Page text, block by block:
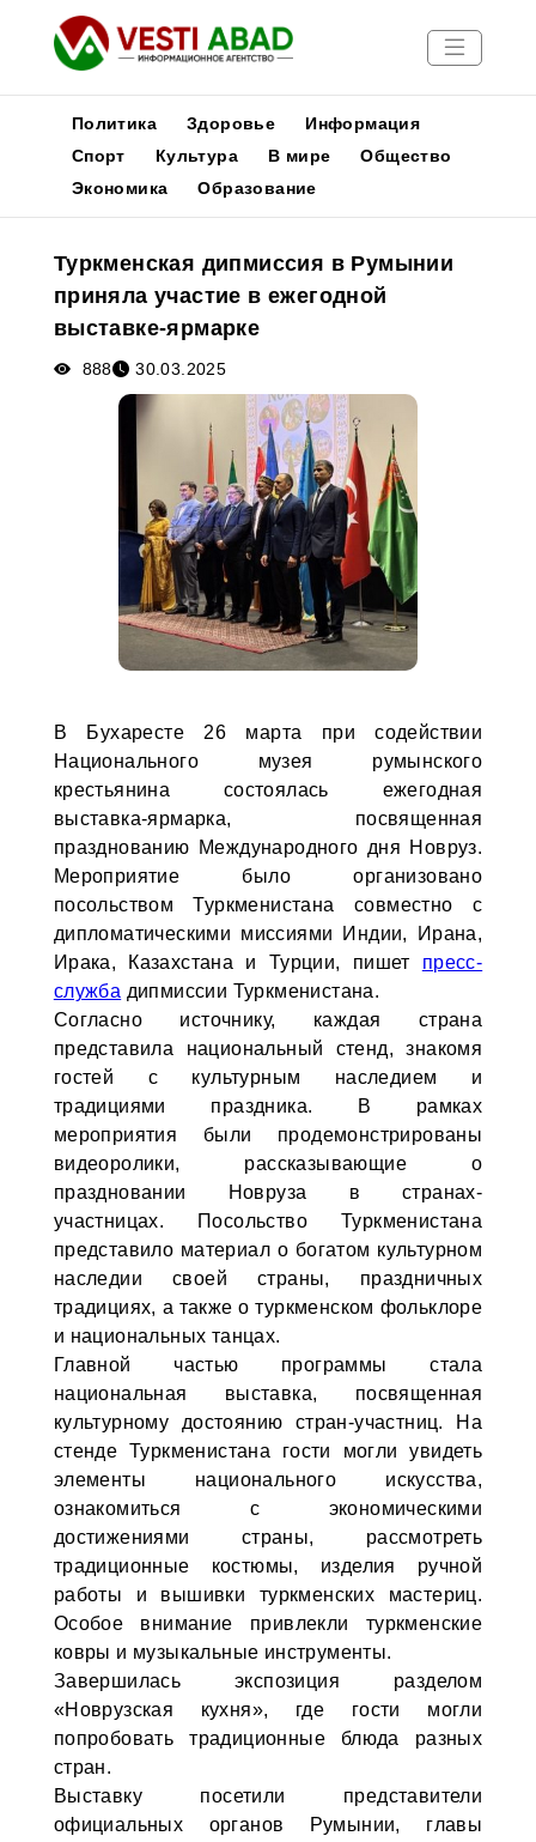
Новости
Медиа
Афиша
Политика Здоровье
Информация
Спорт
Культура В мире
Общество
Экономика
Образование
Туркменская дипмиссия в Румынии
приняла участие в ежегодной
выставке-ярмарке
888 30.03.2025
В Бухаресте 26 марта при содействии
Национального музея румынского
крестьянина состоялась ежегодная
выставка-ярмарка, посвященная
празднованию Международного дня Новруз.
Мероприятие было организовано
посольством Туркменистана совместно с
дипломатическими миссиями Индии, Ирана,
Ирака, Казахстана и Турции, пишет пресс-
служба дипмиссии Туркменистана.
Согласно источнику, каждая страна
представила национальный стенд, знакомя
гостей с культурным наследием и
традициями праздника. В рамках
мероприятия были продемонстрированы
видеоролики, рассказывающие о
праздновании Новруза в странах-
участницах. Посольство Туркменистана
представило материал о богатом культурном
наследии своей страны, праздничных
традициях, а также о туркменском фольклоре
и национальных танцах.
Главной частью программы стала
национальная выставка, посвященная
культурному достоянию стран-участниц. На
стенде Туркменистана гости могли увидеть
элементы национального искусства,
ознакомиться с экономическими
достижениями страны, рассмотреть
традиционные костюмы, изделия ручной
работы и вышивки туркменских мастериц.
Особое внимание привлекли туркменские
ковры и музыкальные инструменты.
Завершилась экспозиция разделом
«Новрузская кухня», где гости могли
попробовать традиционные блюда разных
стран.
Выставку посетили представители
официальных органов Румынии, главы